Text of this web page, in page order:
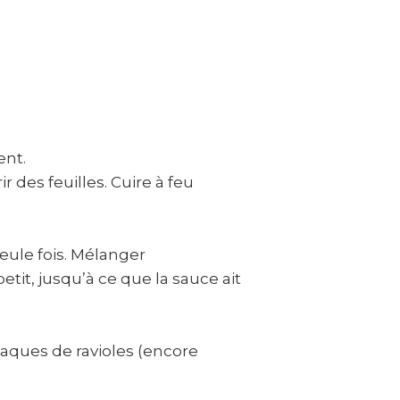
des feuilles. Cuire à feu
fois. Mélanger
jusqu’à ce que la sauce ait
de ravioles (encore